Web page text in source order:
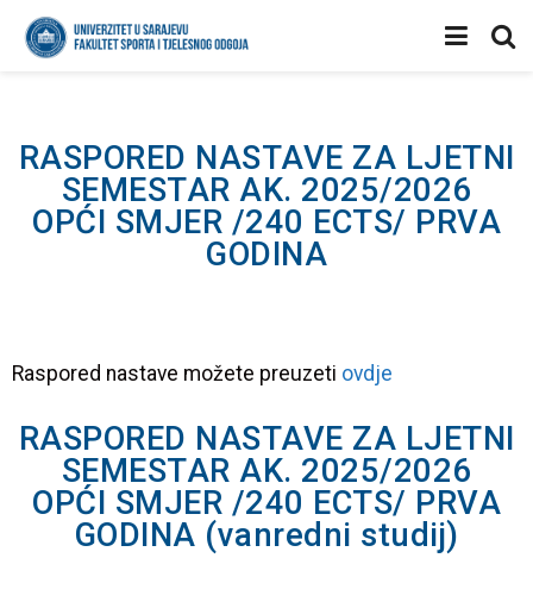
RASPORED NASTAVE ZA LJETNI
SEMESTAR AK. 2025/2026
OPĆI SMJER /240 ECTS/ PRVA
GODINA
Raspored nastave možete preuzeti ovdje
RASPORED NASTAVE ZA LJETNI
SEMESTAR AK. 2025/2026
OPĆI SMJER /240 ECTS/ PRVA
GODINA (vanredni studij)